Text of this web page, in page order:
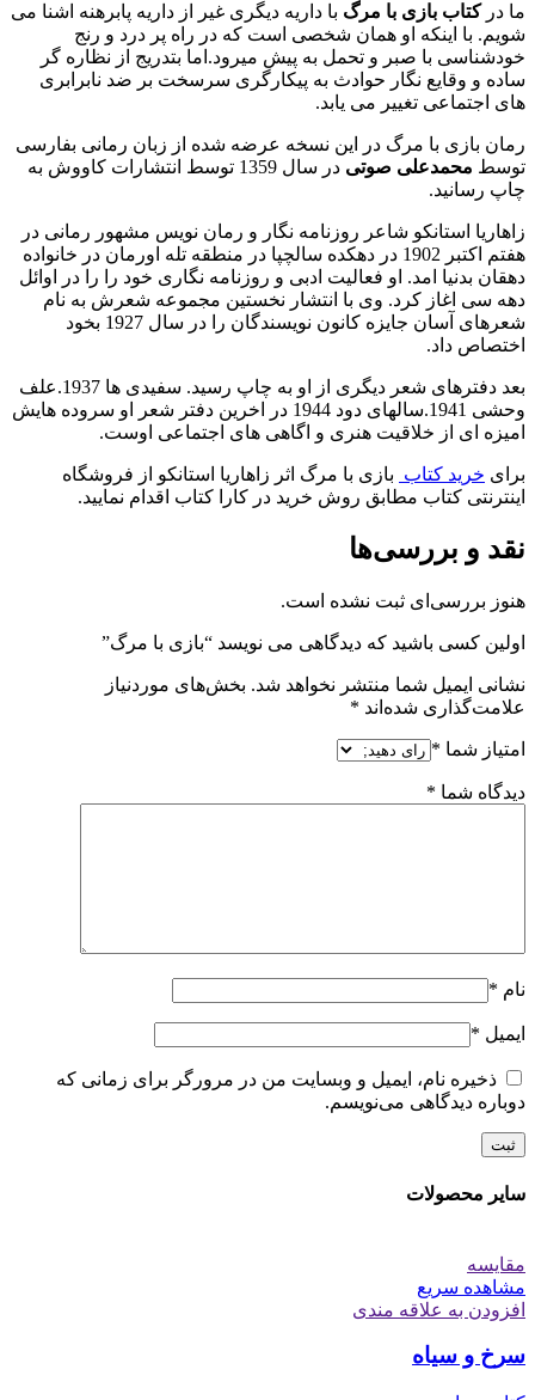
ما در کتاب بازی با مرگ با داریه دیگری غیر از داریه پابرهنه اشنا می
شویم. با اینکه او همان شخصی است که در راه پر درد و رنج
خودشناسی با صبر و تحمل به پیش میرود.اما بتدریج از نظاره گر
ساده و وقایع نگار حوادث به پیکارگری سرسخت بر ضد نابرابری
های اجتماعی تغییر می یابد.
رمان بازی با مرگ در این نسخه عرضه شده از زبان رمانی بفارسی
توسط محمدعلی صوتی
در سال 1359 توسط انتشارات کاووش به
چاپ رسانید.
زاهاریا استانکو شاعر روزنامه نگار و رمان نویس مشهور رمانی در
هفتم اکتبر 1902 در دهکده سالچپا در منطقه تله اورمان در خانواده
دهقان بدنیا امد. او فعالیت ادبی و روزنامه نگاری خود را را در اوائل
دهه سی اغاز کرد. وی با انتشار نخستین مجموعه شعرش به نام
شعرهای آسان جایزه کانون نویسندگان را در سال 1927 بخود
اختصاص داد.
بعد دفترهای شعر دیگری از او به چاپ رسید. سفیدی ها 1937.علف
وحشی 1941.سالهای دود 1944 در اخرین دفتر شعر او سروده هایش
امیزه ای از خلاقیت هنری و اگاهی های اجتماعی اوست.
برای خرید کتاب بازی با مرگ اثر زاهاریا استانکو از فروشگاه
اینترنتی کتاب مطابق روش خرید در کارا کتاب اقدام نمایید.
نقد و بررسی‌ها
هنوز بررسی‌ای ثبت نشده است.
اولین کسی باشید که دیدگاهی می نویسد “بازی با مرگ”
نشانی ایمیل شما منتشر نخواهد شد. بخش‌های موردنیاز
علامت‌گذاری شده‌اند *
امتیاز شما *
دیدگاه شما *
نام *
ایمیل *
ذخیره نام، ایمیل و وبسایت من در مرورگر برای زمانی که
دوباره دیدگاهی می‌نویسم.
سایر محصولات
مقایسه
مشاهده سریع
افزودن به علاقه مندی
سرخ و سیاه